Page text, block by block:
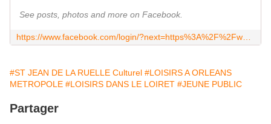
See posts, photos and more on Facebook.
#ST JEAN DE LA RUELLE Culturel #LOISIRS A ORLEANS
METROPOLE #LOISIRS DANS LE LOIRET #JEUNE PUBLIC
Partager